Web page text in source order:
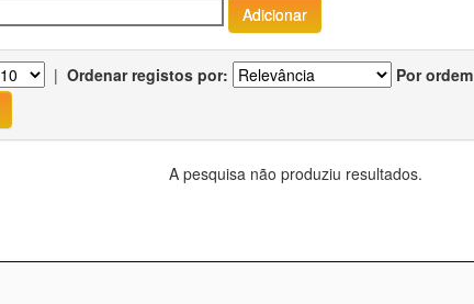
| Ordenar registos por: Por ordem
A pesquisa não produziu resultados.